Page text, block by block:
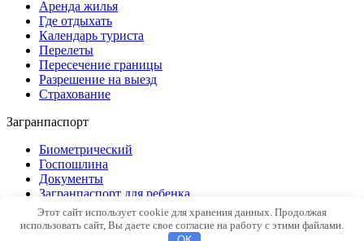
Аренда жилья
Где отдыхать
Календарь туриста
Перелеты
Пересечение границы
Разрешение на выезд
Страхование
Загранпаспорт
Биометрический
Госпошлина
Документы
Загранпаспорт для ребенка
Замена
Новый образец
Этот сайт использует cookie для хранения данных. Продолжая
использовать сайт, Вы даете свое согласие на работу с этими файлами.